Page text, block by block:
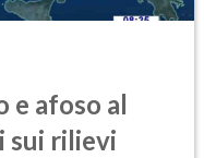
e afoso al
sui rilievi